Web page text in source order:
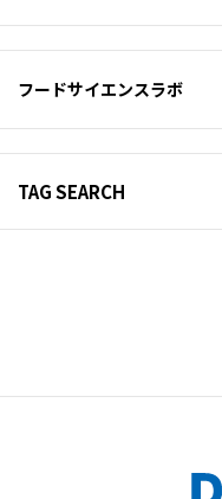
フードサイエンスラボ
TAG SEARCH